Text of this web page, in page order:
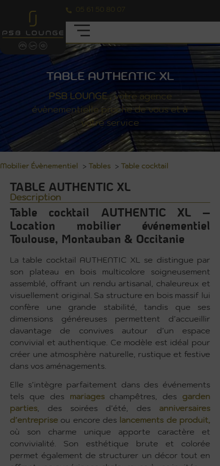
05 61 50 80 07
TABLE AUTHENTIC XL
PSB LOUNGE, votre agence
évènementielle proche de vous et à
votre service
Mobilier Évènementiel > Tables > Table cocktail
TABLE AUTHENTIC XL
Description
Table cocktail AUTHENTIC XL –
Location mobilier événementiel
Toulouse, Montauban & Occitanie
La table cocktail AUTHENTIC XL se distingue par
son plateau en bois multicolore soigneusement
assemblé, offrant un rendu artisanal, chaleureux et
visuellement original. Sa structure en bois massif lui
confère une grande stabilité, tandis que ses
dimensions généreuses permettent d’accueillir
davantage de convives autour d’un espace
convivial et authentique. Ce modèle est idéal pour
créer une atmosphère naturelle, rustique et festive
dans vos aménagements.
Elle s’intègre parfaitement dans des événements
tels que des mariageschampêtres, des garden
parties, des soirées d’été, des anniversaires
d’entreprise ou encore des lancements de produit,
où son charme unique apporte caractère et
convivialité. Son esthétique brute et colorée
permet également de structurer un décor tout en